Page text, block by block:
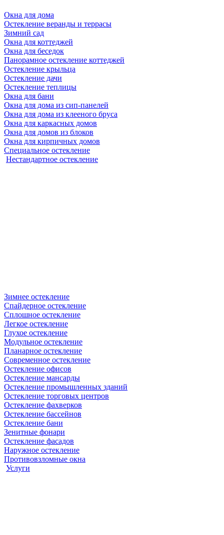
Окна для дома
Остекление веранды и террасы
Зимний сад
Окна для коттеджей
Окна для беседок
Панорамное остекление коттеджей
Остекление крыльца
Остекление дачи
Остекление теплицы
Окна для бани
Окна для дома из сип-панелей
Окна для дома из клееного бруса
Окна для каркасных домов
Окна для домов из блоков
Окна для кирпичных домов
Специальное остекление
Нестандартное остекление
Зимнее остекление
Спайдерное остекление
Сплошное остекление
Легкое остекление
Глухое остекление
Модульное остекление
Планарное остекление
Современное остекление
Остекление офисов
Остекление мансарды
Остекление промышленных зданий
Остекление торговых центров
Остекление фахверков
Остекление бассейнов
Остекление бани
Зенитные фонари
Остекление фасадов
Наружное остекление
Противовзломные окна
Услуги